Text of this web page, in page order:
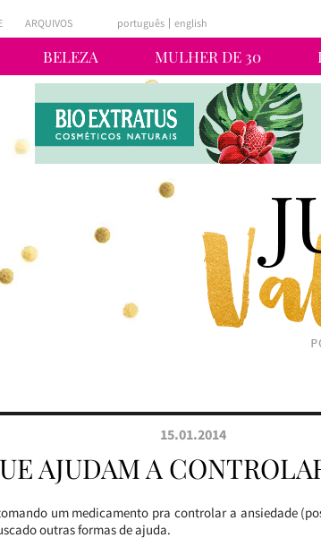
BELEZA MULHER DE 30
ARQUIVOS português english
15.01.2014
AJUDAM A
um medicamento pra controlar a ansiedade
outras formas de ajuda.